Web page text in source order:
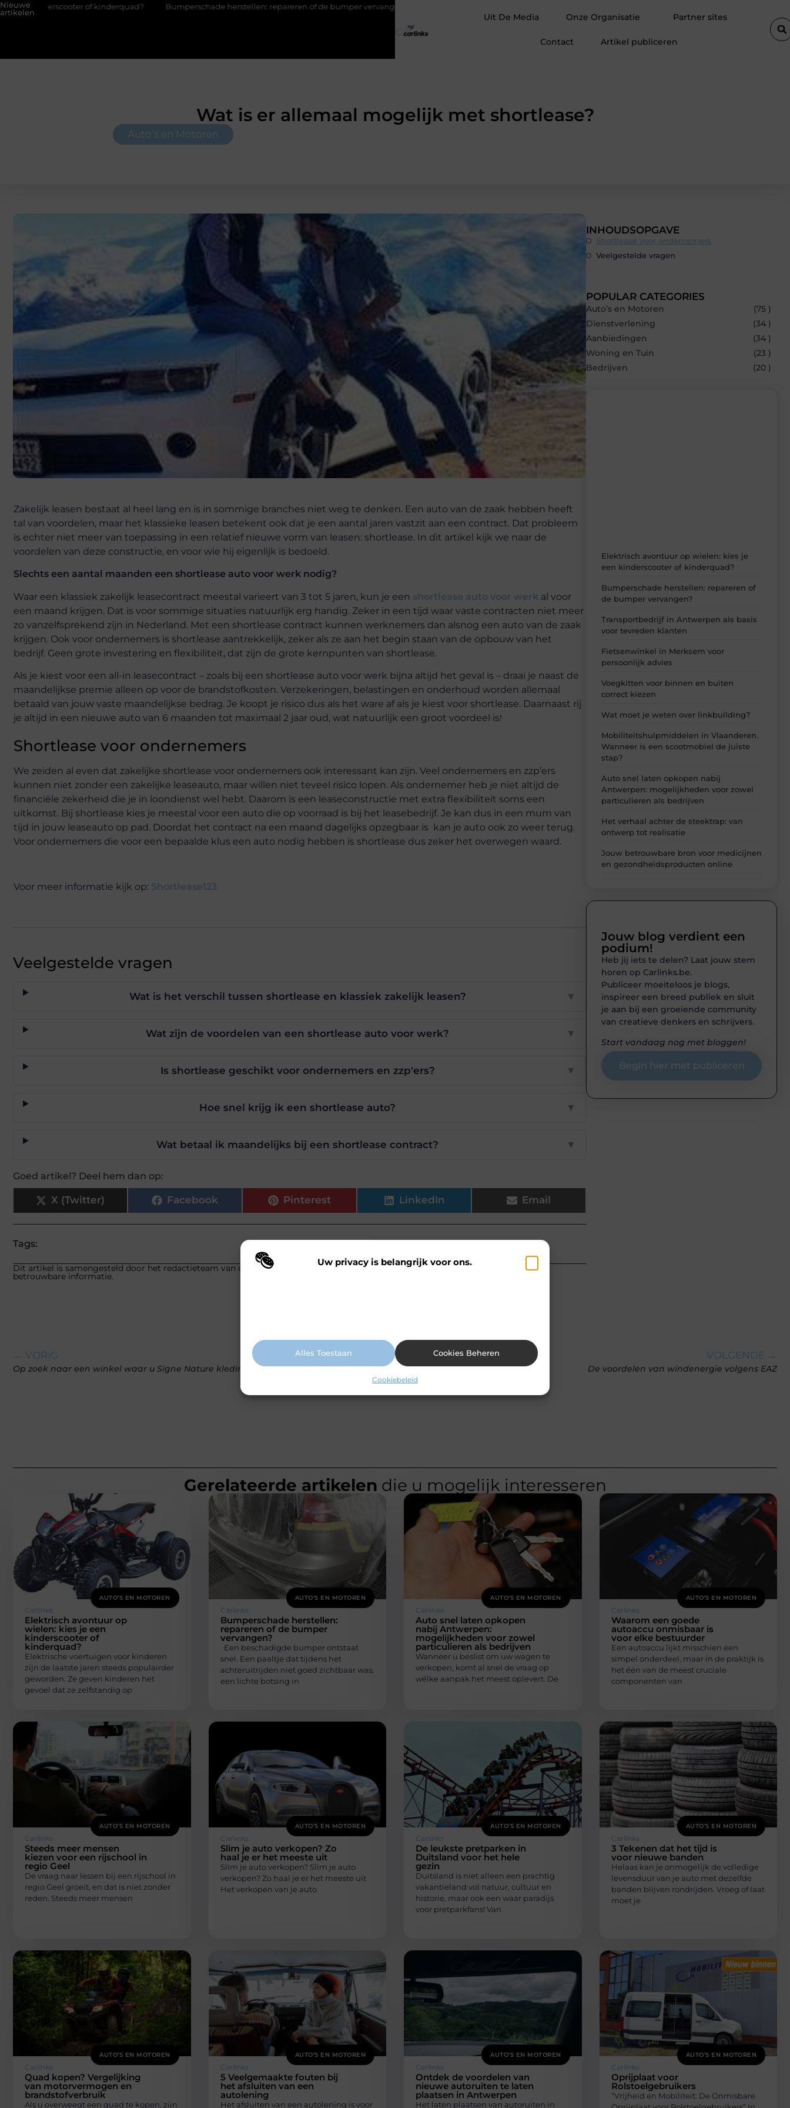
Uw privacy is belangrijk voor ons.
Alles Toestaan Cookies Beheren
Cookiebeleid
Nieuwe
artikelen
kinderquad? Bumperschade herstellen: repareren of de bumper vervangen? Transportbedrijf in Antwerpen als basis voor tevreden klanten
Uit De Media Onze Organisatie Partner sites
Contact Artikel publiceren
Wat is er allemaal mogelijk met shortlease?
Auto’s en Motoren
Zakelijk leasen bestaat al heel lang en is in sommige branches niet weg te denken. Een auto van de zaak hebben heeft
tal van voordelen, maar het klassieke leasen betekent ook dat je een aantal jaren vastzit aan een contract. Dat probleem
is echter niet meer van toepassing in een relatief nieuwe vorm van leasen: shortlease. In dit artikel kijk we naar de
voordelen van deze constructie, en voor wie hij eigenlijk is bedoeld.
Slechts een aantal maanden een shortlease auto voor werk nodig?
Waar een klassiek zakelijk leasecontract meestal varieert van 3 tot 5 jaren, kun je een shortlease auto voor werk al voor
een maand krijgen. Dat is voor sommige situaties natuurlijk erg handig. Zeker in een tijd waar vaste contracten niet meer
zo vanzelfsprekend zijn in Nederland. Met een shortlease contract kunnen werknemers dan alsnog een auto van de zaak
krijgen. Ook voor ondernemers is shortlease aantrekkelijk, zeker als ze aan het begin staan van de opbouw van het
bedrijf. Geen grote investering en flexibiliteit, dat zijn de grote kernpunten van shortlease.
Als je kiest voor een all-in leasecontract – zoals bij een shortlease auto voor werk bijna altijd het geval is – draai je naast de
maandelijkse premie alleen op voor de brandstofkosten. Verzekeringen, belastingen en onderhoud worden allemaal
betaald van jouw vaste maandelijkse bedrag. Je koopt je risico dus als het ware af als je kiest voor shortlease. Daarnaast rij
je altijd in een nieuwe auto van 6 maanden tot maximaal 2 jaar oud, wat natuurlijk een groot voordeel is!
Shortlease voor ondernemers
We zeiden al even dat zakelijke shortlease voor ondernemers ook interessant kan zijn. Veel ondernemers en zzp’ers
kunnen niet zonder een zakelijke leaseauto, maar willen niet teveel risico lopen. Als ondernemer heb je niet altijd de
financiële zekerheid die je in loondienst wel hebt. Daarom is een leaseconstructie met extra flexibiliteit soms een
uitkomst. Bij shortlease kies je meestal voor een auto die op voorraad is bij het leasebedrijf. Je kan dus in een mum van
tijd in jouw leaseauto op pad. Doordat het contract na een maand dagelijks opzegbaar is kan je auto ook zo weer terug.
Voor ondernemers die voor een bepaalde klus een auto nodig hebben is shortlease dus zeker het overwegen waard.
Voor meer informatie kijk op: Shortlease123
Veelgestelde vragen
Wat is het verschil tussen shortlease en klassiek zakelijk leasen? ▼
Wat zijn de voordelen van een shortlease auto voor werk? ▼
Is shortlease geschikt voor ondernemers en zzp'ers? ▼
Hoe snel krijg ik een shortlease auto? ▼
Wat betaal ik maandelijks bij een shortlease contract? ▼
Goed artikel? Deel hem dan op:
X (Twitter) Facebook Pinterest LinkedIn Email
Tags:
Dit artikel is samengesteld door het redactieteam van carlinks.be, dat zich richt op het zorgvuldig selecteren en presenteren van
betrouwbare informatie.
INHOUDSOPGAVE
Shortlease voor ondernemers
Veelgestelde vragen
POPULAR CATEGORIES
Auto’s en Motoren
(75 )
Dienstverlening
(34 )
Aanbiedingen
(34 )
Woning en Tuin
(23 )
Bedrijven
(20 )
Elektrisch avontuur op wielen: kies je
een kinderscooter of kinderquad?
Bumperschade herstellen: repareren of
de bumper vervangen?
Transportbedrijf in Antwerpen als basis
voor tevreden klanten
Fietsenwinkel in Merksem voor
persoonlijk advies
Voegkitten voor binnen en buiten
correct kiezen
Wat moet je weten over linkbuilding?
Mobiliteitshulpmiddelen in Vlaanderen.
Wanneer is een scootmobiel de juiste
stap?
Auto snel laten opkopen nabij
Antwerpen: mogelijkheden voor zowel
particulieren als bedrijven
Het verhaal achter de steektrap: van
ontwerp tot realisatie
Jouw betrouwbare bron voor medicijnen
en gezondheidsproducten online
Jouw blog verdient een
podium!
Heb jij iets te delen? Laat jouw stem
horen op Carlinks.be.
Publiceer moeiteloos je blogs,
inspireer een breed publiek en sluit
je aan bij een groeiende community
van creatieve denkers en schrijvers.
Start vandaag nog met bloggen!
Begin hier met publiceren
← VORIG
Op zoek naar een winkel waar u Signe Nature kleding kunt kopen?
VOLGENDE →
De voordelen van windenergie volgens EAZ
Gerelateerde artikelen die u mogelijk interesseren
AUTO’S EN MOTOREN
Carlinks
Elektrisch avontuur op
wielen: kies je een
kinderscooter of
kinderquad?
Elektrische voertuigen voor kinderen
zijn de laatste jaren steeds populairder
geworden. Ze geven kinderen het
gevoel dat ze zelfstandig op
AUTO’S EN MOTOREN
Carlinks
Bumperschade herstellen:
repareren of de bumper
vervangen?
Een beschadigde bumper ontstaat
snel. Een paaltje dat tijdens het
achteruitrijden niet goed zichtbaar was,
een lichte botsing in
AUTO’S EN MOTOREN
Carlinks
Auto snel laten opkopen
nabij Antwerpen:
mogelijkheden voor zowel
particulieren als bedrijven
Wanneer u beslist om uw wagen te
verkopen, komt al snel de vraag op
wélke aanpak het meest oplevert. De
AUTO’S EN MOTOREN
Carlinks
Waarom een goede
autoaccu onmisbaar is
voor elke bestuurder
Een autoaccu lijkt misschien een
simpel onderdeel, maar in de praktijk is
het één van de meest cruciale
componenten van
AUTO’S EN MOTOREN
Carlinks
Steeds meer mensen
kiezen voor een rijschool in
regio Geel
De vraag naar lessen bij een rijschool in
regio Geel groeit, en dat is niet zonder
reden. Steeds meer mensen
AUTO’S EN MOTOREN
Carlinks
Slim je auto verkopen? Zo
haal je er het meeste uit
Slim je auto verkopen? Slim je auto
verkopen? Zo haal je er het meeste uit
Het verkopen van je auto
AUTO’S EN MOTOREN
Carlinks
De leukste pretparken in
Duitsland voor het hele
gezin
Duitsland is niet alleen een prachtig
vakantieland vol natuur, cultuur en
historie, maar ook een waar paradijs
voor pretparkfans! Van
AUTO’S EN MOTOREN
Carlinks
3 Tekenen dat het tijd is
voor nieuwe banden
Helaas kan je onmogelijk de volledige
levensduur van je auto met dezelfde
banden blijven rondrijden. Vroeg of laat
moet je
AUTO’S EN MOTOREN
Carlinks
Quad kopen? Vergelijking
van motorvermogen en
brandstofverbruik
Als u overweegt een quad te kopen, zijn
AUTO’S EN MOTOREN
Carlinks
5 Veelgemaakte fouten bij
het afsluiten van een
autolening
Het afsluiten van een autolening is voor
AUTO’S EN MOTOREN
Carlinks
Ontdek de voordelen van
nieuwe autoruiten te laten
plaatsen in Antwerpen
Het laten plaatsen van autoruiten in
AUTO’S EN MOTOREN
Carlinks
Oprijplaat voor
Rolstoelgebruikers
“Vrijheid en Mobiliteit: De Onmisbare